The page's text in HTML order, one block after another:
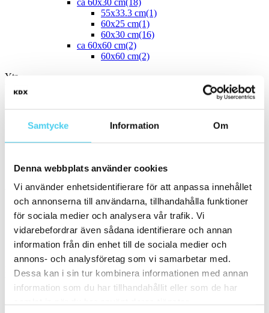
Samtycke Information Om
Denna webbplats använder cookies
Vi använder enhetsidentifierare för att anpassa innehållet
och annonserna till användarna, tillhandahålla funktioner
för sociala medier och analysera vår trafik. Vi
vidarebefordrar även sådana identifierare och annan
information från din enhet till de sociala medier och
annons- och analysföretag som vi samarbetar med.
Dessa kan i sin tur kombinera informationen med annan
information som du har tillhandahållit eller som de har
ca 60x30 cm(18)
55x33.3 cm(1)
60x25 cm(1)
60x30 cm(16)
ca 60x60 cm(2)
60x60 cm(2)
Yta
Matt(127)
Slät(140)
Kant
Välj önskad kant på plattan:
Standard
(129)
Ojämn(2)
Pris